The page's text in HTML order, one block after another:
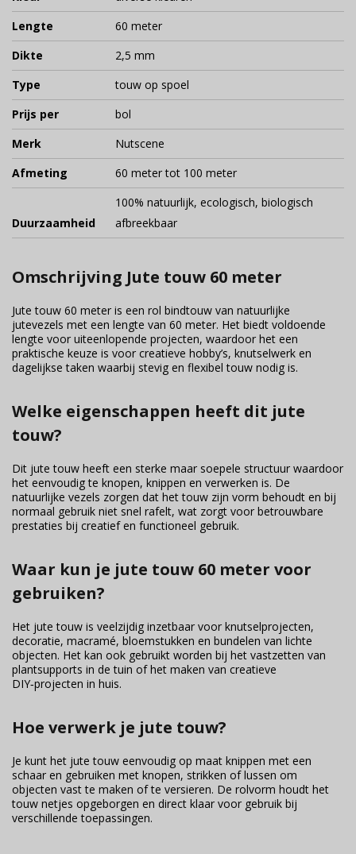
Lengte
60 meter
Dikte
2,5 mm
Type
touw op spoel
Prijs per
bol
Merk
Nutscene
Afmeting
60 meter tot 100 meter
Duurzaamheid
100% natuurlijk, ecologisch, biologisch
afbreekbaar
Omschrijving Jute touw 60 meter
Jute touw 60 meter is een rol bindtouw van natuurlijke
jutevezels met een lengte van 60 meter. Het biedt voldoende
lengte voor uiteenlopende projecten, waardoor het een
praktische keuze is voor creatieve hobby’s, knutselwerk en
dagelijkse taken waarbij stevig en flexibel touw nodig is.
Welke eigenschappen heeft dit jute
touw?
Dit jute touw heeft een sterke maar soepele structuur waardoor
het eenvoudig te knopen, knippen en verwerken is. De
natuurlijke vezels zorgen dat het touw zijn vorm behoudt en bij
normaal gebruik niet snel rafelt, wat zorgt voor betrouwbare
prestaties bij creatief en functioneel gebruik.
Waar kun je jute touw 60 meter voor
gebruiken?
Het jute touw is veelzijdig inzetbaar voor knutselprojecten,
decoratie, macramé, bloemstukken en bundelen van lichte
objecten. Het kan ook gebruikt worden bij het vastzetten van
plantsupports in de tuin of het maken van creatieve
DIY‑projecten in huis.
Hoe verwerk je jute touw?
Je kunt het jute touw eenvoudig op maat knippen met een
schaar en gebruiken met knopen, strikken of lussen om
objecten vast te maken of te versieren. De rolvorm houdt het
touw netjes opgeborgen en direct klaar voor gebruik bij
verschillende toepassingen.